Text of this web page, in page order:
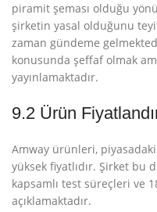
piramit şeması olduğu
şirketin yasal olduğunu
zaman gündeme
konusunda şeffaf olmak
yayınlamaktadır.
9.2 Ürün
Amway ürünleri,
yüksek fiyatlıdır. Şirket bu
kapsamlı test süreçleri ve
açıklamaktadır.